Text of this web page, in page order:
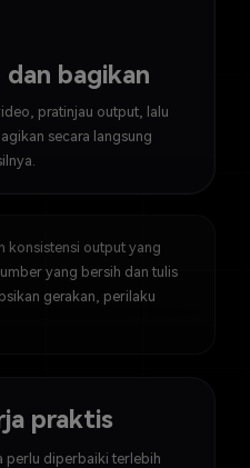
dan bagikan
pratinjau output, lalu
secara langsung
konsistensi output yang
yang bersih dan tulis
gerakan, perilaku
praktis
perlu diperbaiki terlebih